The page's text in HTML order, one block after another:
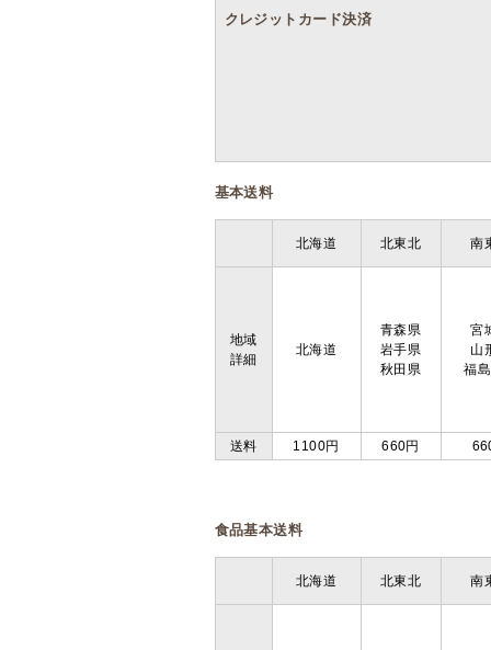
クレジットカード決済
基本送料
北海道 北東北 南
地域
詳細
北海道
青森県
岩手県
秋田県
宮
山
福
送料 1100円 660円
食品基本送料
北海道 北東北 南